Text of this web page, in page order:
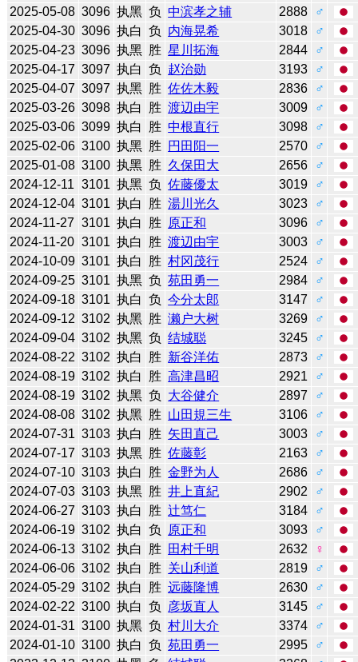
2025-05-08 3096 执黑 负 中滨孝之辅 2888
♂
2025-04-30 3096 执白 负 内海晃希 3018
♂
2025-04-23 3096 执黑 胜 星川拓海 2844
♂
2025-04-17 3097 执白 负 赵治勋 3193
♂
2025-04-07 3097 执黑 胜 佐佐木毅 2836
♂
2025-03-26 3098 执白 胜 渡辺由宇 3009
♂
2025-03-06 3099 执白 胜 中根直行 3098
♂
2025-02-06 3100 执黑 胜 円田阳一 2570
♂
2025-01-08 3100 执黑 胜 久保田大 2656
♂
2024-12-11 3101 执黑 负 佐藤優太 3019
♂
2024-12-04 3101 执白 胜 湯川光久 3023
♂
2024-11-27 3101 执白 胜 原正和 3096
♂
2024-11-20 3101 执白 胜 渡辺由宇 3003
♂
2024-10-09 3101 执白 胜 村冈茂行 2524
♂
2024-09-25 3101 执黑 负 苑田勇一 2984
♂
2024-09-18 3101 执白 负 今分太郎 3147
♂
2024-09-12 3102 执黑 胜 濑户大树 3269
♂
2024-09-04 3102 执黑 负 结城聪 3245
♂
2024-08-22 3102 执白 胜 新谷洋佑 2873
♂
2024-08-19 3102 执白 胜 高津昌昭 2921
♂
2024-08-19 3102 执黑 负 大谷健介 2897
♂
2024-08-08 3102 执黑 胜 山田規三生 3106
♂
2024-07-31 3103 执白 胜 矢田直己 3003
♂
2024-07-17 3103 执黑 胜 佐藤彰 2163
♂
2024-07-10 3103 执白 胜 金野为人 2686
♂
2024-07-03 3103 执黑 胜 井上直紀 2902
♂
2024-06-27 3103 执白 胜 辻笃仁 3184
♂
2024-06-19 3102 执白 负 原正和 3093
♂
2024-06-13 3102 执白 胜 田村千明 2632
♀
2024-06-06 3102 执白 胜 关山利道 2819
♂
2024-05-29 3102 执白 胜 远藤隆博 2630
♂
2024-02-22 3100 执白 负 彦坂直人 3145
♂
2024-01-31 3100 执黑 负 村川大介 3374
♂
2024-01-10 3100 执白 负 苑田勇一 2995
♂